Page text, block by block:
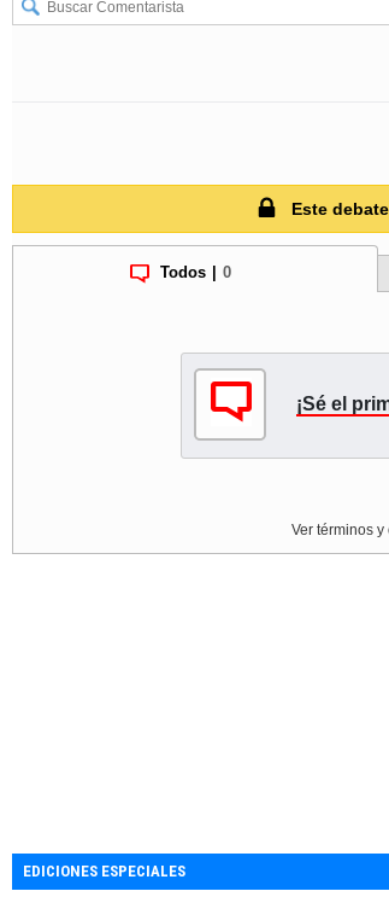
Este
Todos 0
¡Sé el
Ver términos
EDICIONES ESPECIALES